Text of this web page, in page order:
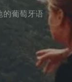
的葡萄牙语